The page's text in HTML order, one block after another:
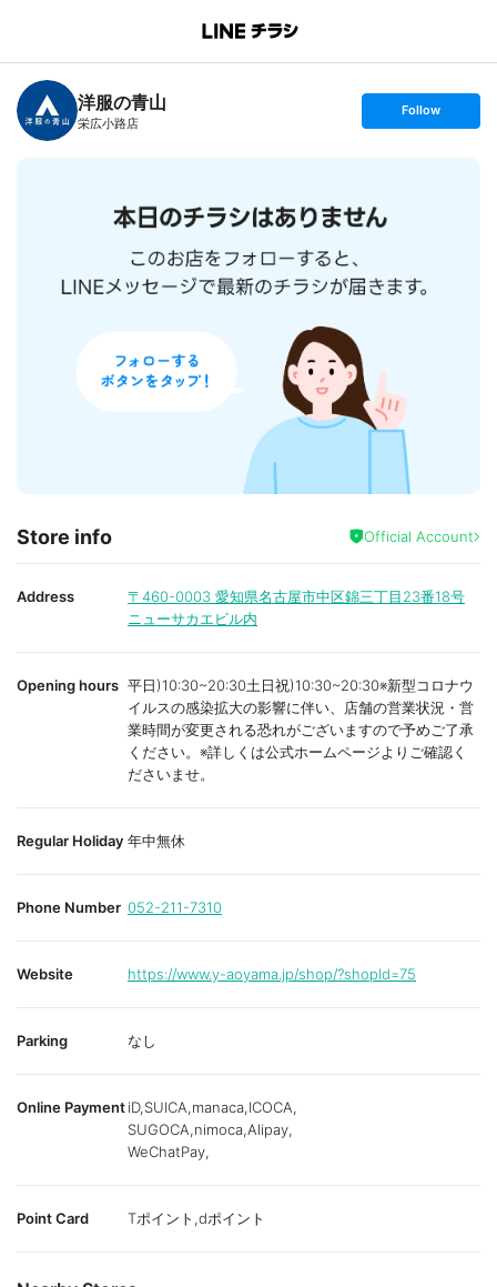
B
n
c
h
T
洋服の青山
栄広小路店
s
t
Follow
Store info Official Account
Address 〒460-0003 愛知県名古屋市中区錦三丁目23番18号
ニューサカエビル内
Opening hours 平日)10:30~20:30土日祝)10:30~20:30※新型コロナウ
イルスの感染拡大の影響に伴い、店舗の営業状況・営
業時間が変更される恐れがございますので予めご了承
ください。※詳しくは公式ホームページよりご確認く
ださいませ。
Regular Holiday 年中無休
Phone Number 052-211-7310
Website https://www.y-aoyama.jp/shop/?shopId=75
Parking なし
Online PaymentiD,SUICA,manaca,ICOCA,
SUGOCA,nimoca,Alipay,
WeChatPay,
Point Card Tポイント,dポイント